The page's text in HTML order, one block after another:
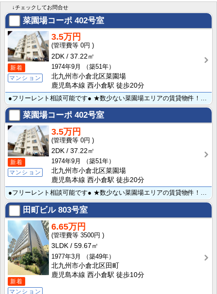
↓チェックしてお問合せ
菜園場コーポ 402号室
新着
マンション
3.5万円
0円
2DK
37.22㎡
1974年9月
（築51年）
北九州市小倉北区菜園場
鹿児島本線 西小倉駅 徒歩20分
●フリーレント相談可能です● ★数少ない菜園場エリアの賃貸物件！人気の西小倉小・思永中校区♪
菜園場コーポ 402号室
新着
マンション
3.5万円
0円
2DK
37.22㎡
1974年9月
（築51年）
北九州市小倉北区菜園場
鹿児島本線 西小倉駅 徒歩20分
●フリーレント相談可能です● ★数少ない菜園場エリアの賃貸物件！人気の西小倉小・思永中校区♪
田町ビル803号室
新着
マンション
6.65万円
3500円
3LDK
59.67㎡
1977年3月
（築49年）
北九州市小倉北区田町
鹿児島本線 西小倉駅 徒歩10分